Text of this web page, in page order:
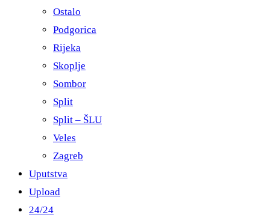
Ostalo
Podgorica
Rijeka
Skoplje
Sombor
Split
Split – ŠLU
Veles
Zagreb
Uputstva
Upload
24/24